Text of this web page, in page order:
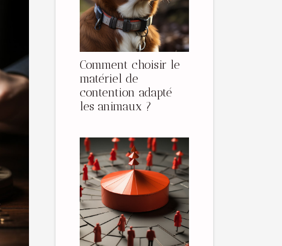
Comment choisir le
matériel de
contention adapté
les animaux ?